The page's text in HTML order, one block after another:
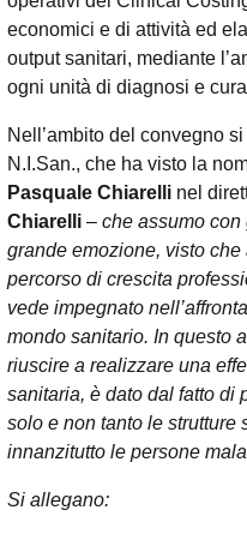
economici e di attività ed
output sanitari, mediante
ogni unità di diagnosi e
Nell’ambito del convegno
N.I.San., che ha visto la
Pasquale Chiarelli nel
Chiarelli – che assumo con
grande emozione, visto che
percorso di crescita
vede impegnato
mondo sanitario. In questo
riuscire a realizzare una
sanitaria, è dato dal fatto di
solo e non tanto le strutture
innanzitutto le persone
Si allegano: